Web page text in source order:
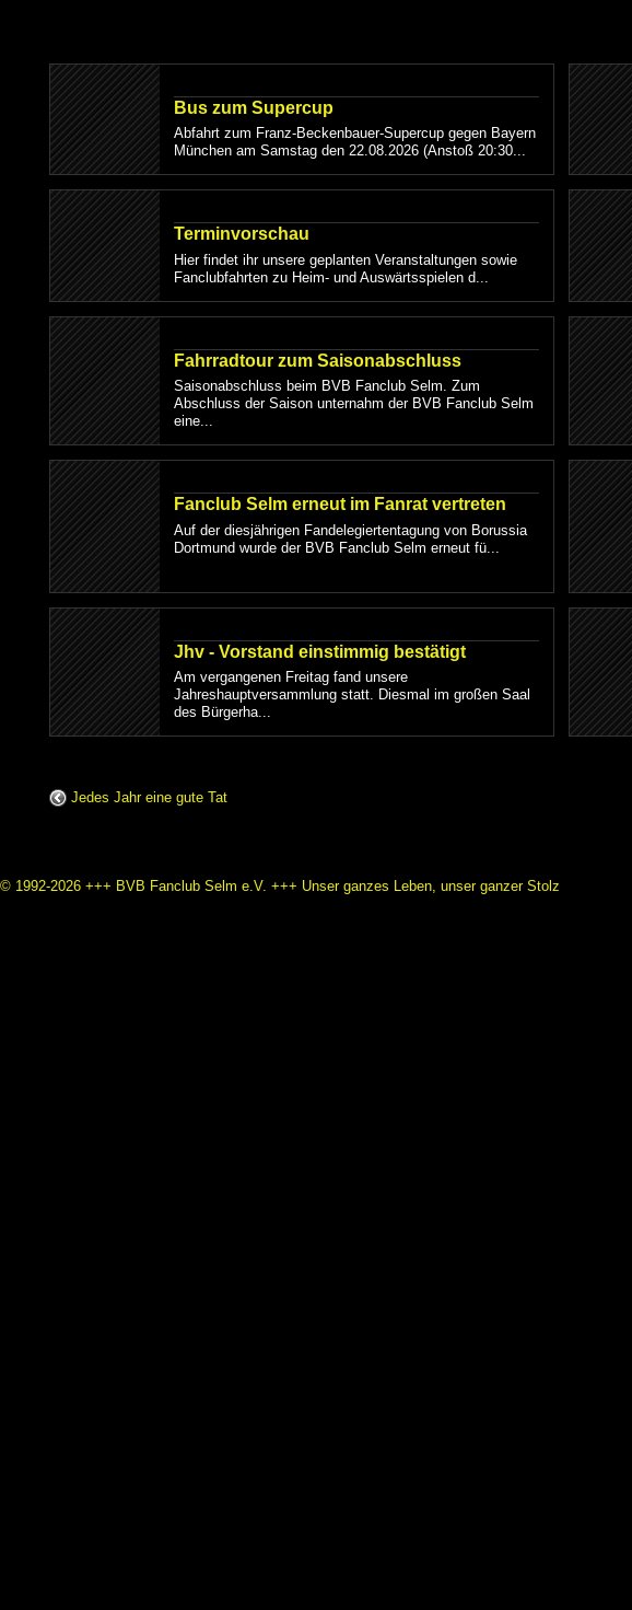
Bus zum Supercup
Abfahrt zum Franz-Beckenbauer-Supercup gegen Bayern
München am Samstag den 22.08.2026 (Anstoß 20:30...
Terminvorschau
Hier findet ihr unsere geplanten Veranstaltungen sowie
Fanclubfahrten zu Heim- und Auswärtsspielen d...
Fahrradtour zum Saisonabschluss
Saisonabschluss beim BVB Fanclub Selm. Zum
Abschluss der Saison unternahm der BVB Fanclub Selm
eine...
Fanclub Selm erneut im Fanrat vertreten
Auf der diesjährigen Fandelegiertentagung von Borussia
Dortmund wurde der BVB Fanclub Selm erneut fü...
Jhv - Vorstand einstimmig bestätigt
Am vergangenen Freitag fand unsere
Jahreshauptversammlung statt. Diesmal im großen Saal
des Bürgerha...
Jedes Jahr eine gute Tat
© 1992-2026 +++ BVB Fanclub Selm e.V. +++ Unser ganzes Leben, unser ganzer Stolz